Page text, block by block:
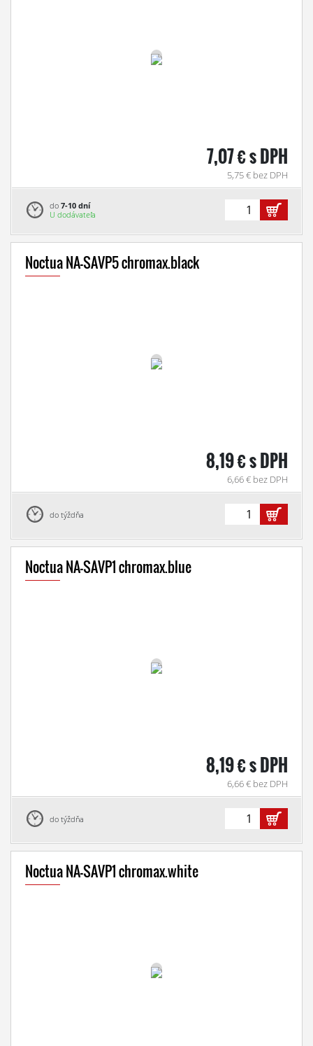
7,07 € s DPH
5,75 € bez DPH
do 7-10 dní
U dodávateľa
Noctua NA-SAVP5 chromax.black
8,19 € s DPH
6,66 € bez DPH
do týždňa
Noctua NA-SAVP1 chromax.blue
8,19 € s DPH
6,66 € bez DPH
do týždňa
Noctua NA-SAVP1 chromax.white